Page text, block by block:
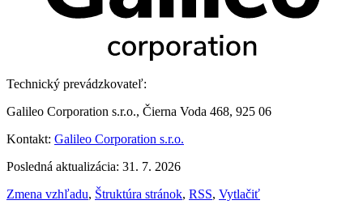
Technický prevádzkovateľ:
Galileo Corporation s.r.o., Čierna Voda 468, 925 06
Kontakt: Galileo Corporation s.r.o.
Posledná aktualizácia: 31. 7. 2026
Zmena vzhľadu, Štruktúra stránok, RSS, Vytlačiť